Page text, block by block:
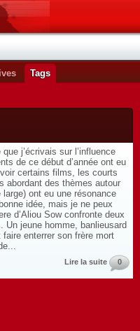
Tags
j’écrivais sur l’influence
de ce début d’année ont eu
certains films, les courts
abordant des thèmes autour
ont eu une résonance
idée, mais je ne peux
d’Aliou Sow confronte deux
jeune homme, banlieusard
faire enterrer son frère mort
Lire la suite 0